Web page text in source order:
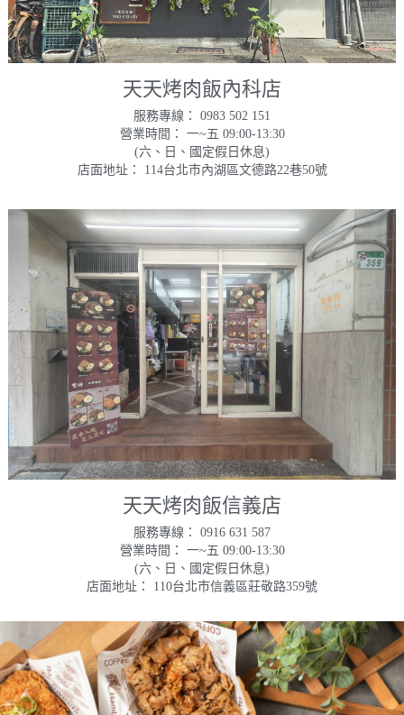
天天烤肉飯內科店
服務專線： 0983 502 151
營業時間： 一~五 09:00-13:30
(六、日、國定假日休息)
店面地址： 114台北市內湖區文德路22巷50號
天天烤肉飯信義店
服務專線： 0916 631 587
營業時間： 一~五 09:00-13:30
(六、日、國定假日休息)
店面地址： 110台北市信義區莊敬路359號